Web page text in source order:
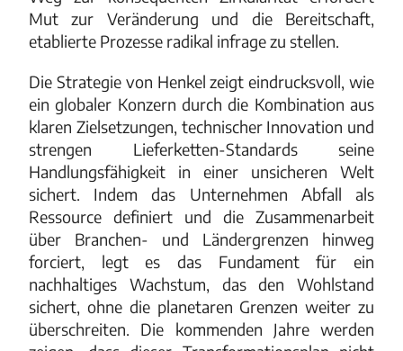
Mut zur Veränderung und die Bereitschaft,
etablierte Prozesse radikal infrage zu stellen.
Die Strategie von Henkel zeigt eindrucksvoll, wie
ein globaler Konzern durch die Kombination aus
klaren Zielsetzungen, technischer Innovation und
strengen Lieferketten-Standards seine
Handlungsfähigkeit in einer unsicheren Welt
sichert. Indem das Unternehmen Abfall als
Ressource definiert und die Zusammenarbeit
über Branchen- und Ländergrenzen hinweg
forciert, legt es das Fundament für ein
nachhaltiges Wachstum, das den Wohlstand
sichert, ohne die planetaren Grenzen weiter zu
überschreiten. Die kommenden Jahre werden